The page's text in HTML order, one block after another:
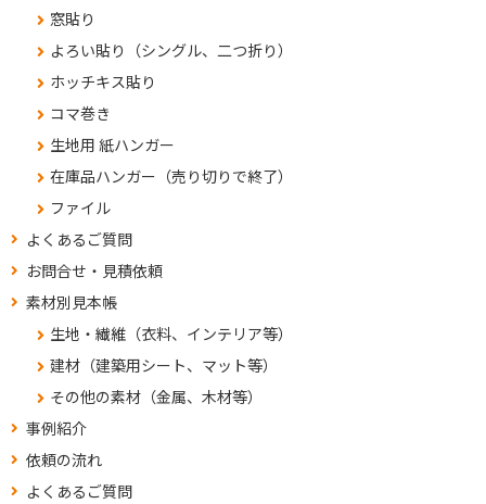
窓貼り
よろい貼り（シングル、二つ折り）
ホッチキス貼り
コマ巻き
生地用 紙ハンガー
在庫品ハンガー（売り切りで終了）
ファイル
よくあるご質問
お問合せ・見積依頼
素材別見本帳
生地・繊維（衣料、インテリア等）
建材（建築用シート、マット等）
その他の素材（金属、木材等）
事例紹介
依頼の流れ
よくあるご質問